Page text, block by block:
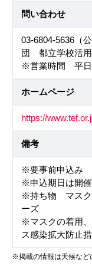
問い合わせ
03-6804-5636（
団 都立学校活用
※営業時間 平日
ホームページ
https://
備考
※要事前申込み
※申込期日は開
※持ち物 マスク
ーズ
※マスクの着用
ス感染拡大防止
※掲載の情報は天候など